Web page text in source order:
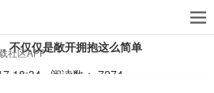
社区APP
不仅仅是敞开拥抱这么简单
18:34
阅读数： 7274